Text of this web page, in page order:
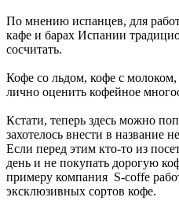
По мнению испанцев, для
кафе и барах Испании
сосчитать.
Кофе со льдом, кофе с
лично оценить кофейное
Кстати, теперь здесь можно
захотелось внести в название
Если перед этим кто-то из
день и не покупать дорогую
примеру компания S-coffe
эксклюзивных сортов кофе.